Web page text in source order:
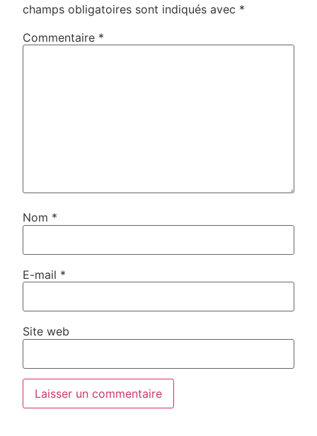
champs obligatoires sont indiqués avec *
Commentaire *
Nom *
E-mail *
Site web